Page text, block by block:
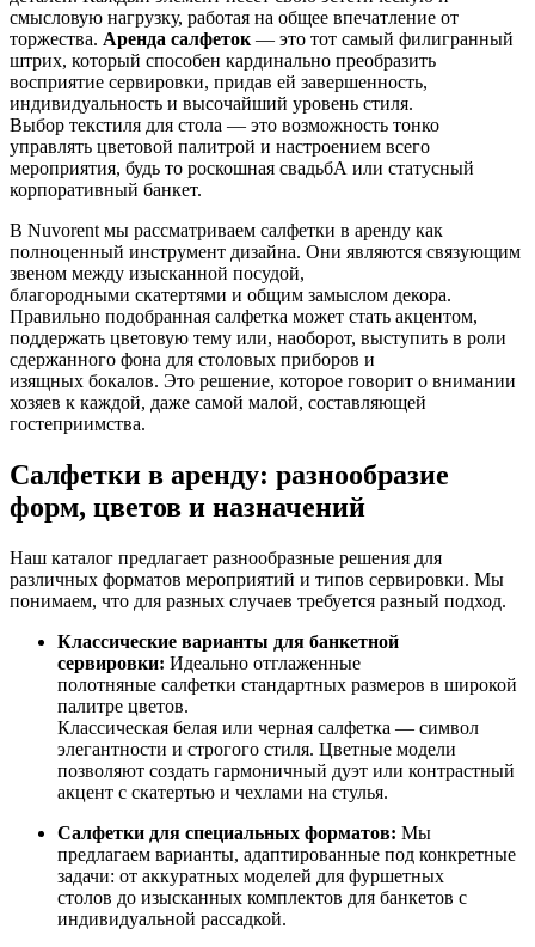
смысловую нагрузку, работая на общее впечатление от
торжества. Аренда салфеток — это тот самый филигранный
штрих, который способен кардинально преобразить
восприятие сервировки, придав ей завершенность,
индивидуальность и высочайший уровень стиля.
Выбор текстиля для стола — это возможность тонко
управлять цветовой палитрой и настроением всего
мероприятия, будь то роскошная свадьбА или статусный
корпоративный банкет.
В Nuvorent мы рассматриваем салфетки в аренду как
полноценный инструмент дизайна. Они являются связующим
звеном между изысканной посудой,
благородными скатертями и общим замыслом декора.
Правильно подобранная салфетка может стать акцентом,
поддержать цветовую тему или, наоборот, выступить в роли
сдержанного фона для столовых приборов и
изящных бокалов. Это решение, которое говорит о внимании
хозяев к каждой, даже самой малой, составляющей
гостеприимства.
Салфетки в аренду: разнообразие
форм, цветов и назначений
Наш каталог предлагает разнообразные решения для
различных форматов мероприятий и типов сервировки. Мы
понимаем, что для разных случаев требуется разный подход.
Классические варианты для банкетной
сервировки: Идеально отглаженные
полотняные салфетки стандартных размеров в широкой
палитре цветов.
Классическая белая или черная салфетка — символ
элегантности и строгого стиля. Цветные модели
позволяют создать гармоничный дуэт или контрастный
акцент с скатертью и чехлами на стулья.
Салфетки для специальных форматов: Мы
предлагаем варианты, адаптированные под конкретные
задачи: от аккуратных моделей для фуршетных
столов до изысканных комплектов для банкетов с
индивидуальной рассадкой.